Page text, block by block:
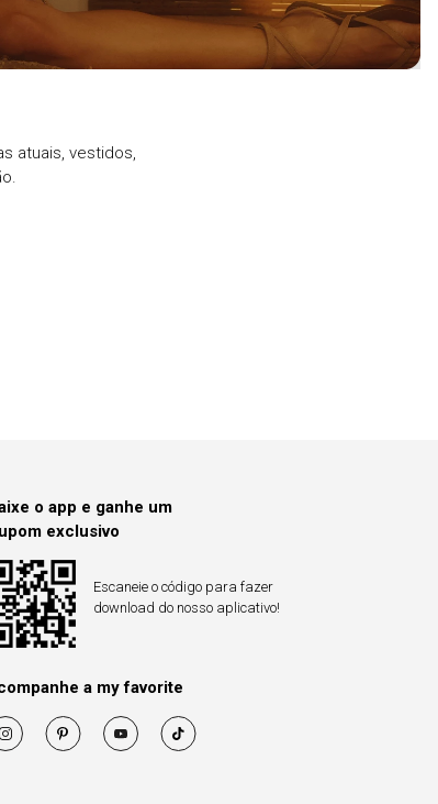
atuais, vestidos,
o app e ganhe um
exclusivo
Escaneie o código para fazer
download do nosso aplicativo!
a my favorite